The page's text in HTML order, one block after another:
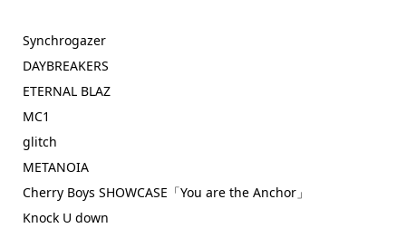
Synchrogazer
DAYBREAKERS
ETERNAL BLAZ
MC1
glitch
METANOIA
Cherry Boys SHOWCASE「You are the Anchor」
Knock U down